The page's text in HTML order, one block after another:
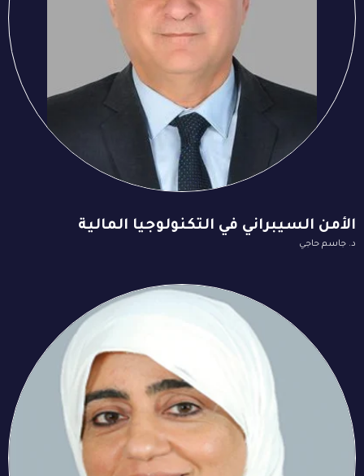
الأمن السيبراني في التكنولوجيا المالية
د. جاسم حاجي